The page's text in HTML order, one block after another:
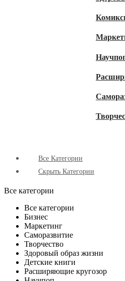
Все Категории
Скрыть Категории
Все категории
Все категории
Бизнес
Маркетинг
Саморазвитие
Творчество
Здоровый образ жизни
Детские книги
Расширяющие кругозор